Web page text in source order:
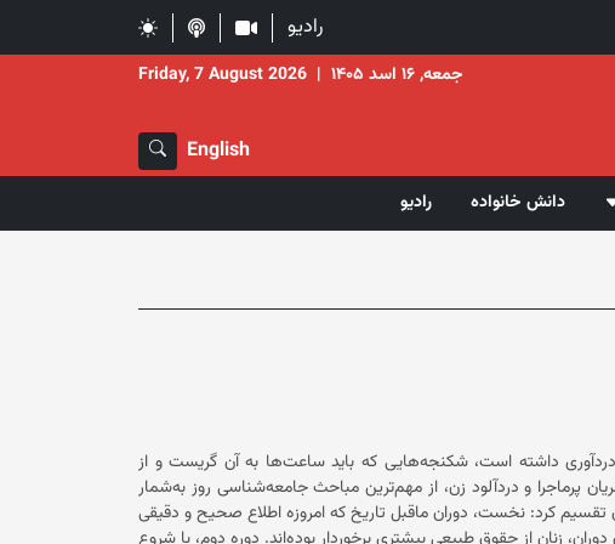
رادیو
جمعه, ۱۶ اسد ۱۴۰۵ |
Friday, 7 August 2026
English
دانش خانواده رادیو
و بس دردآوری داشته است، شکنجه‌هایی که باید ساعت‌ها به آن گریست و از
و دردآلود زن، از مهم‌ترین مباحث جامعه‌شناسی روز به‌شمار
می‌رود. با این حال، به‌طور کلی دوران زندگی زن را به دو دوره می‌توان تقسیم کرد: نخست، دوران ماقبل تاریخ که امروزه اطلاع صحیح و دقیقی